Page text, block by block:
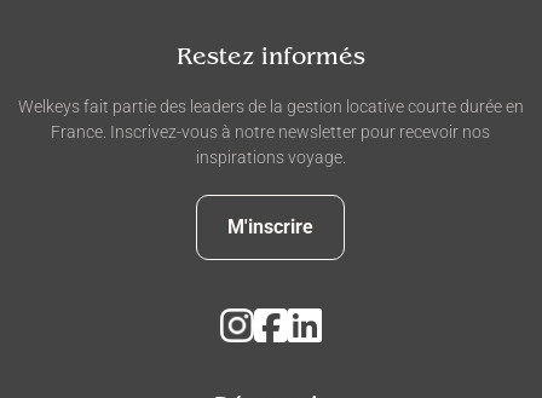
Restez informés
Welkeys fait partie des leaders de la gestion locative courte durée en
France. Inscrivez-vous à notre newsletter pour recevoir nos
inspirations voyage.
M'inscrire